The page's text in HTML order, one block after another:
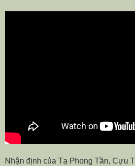
Nhận định của Tạ Phong Tần, Cựu